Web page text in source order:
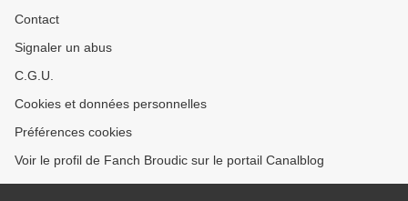
Contact
Signaler un abus
C.G.U.
Cookies et données personnelles
Préférences cookies
Voir le profil de Fanch Broudic sur le portail Canalblog